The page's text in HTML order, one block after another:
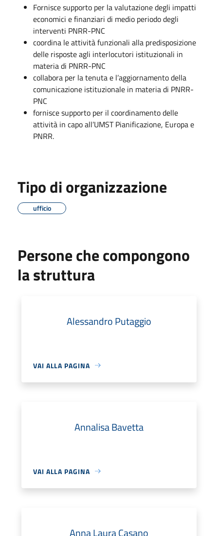
Fornisce supporto per la valutazione degli impatti
economici e finanziari di medio periodo degli
interventi PNRR-PNC
coordina le attività funzionali alla predisposizione
delle risposte agli interlocutori istituzionali in
materia di PNRR-PNC
collabora per la tenuta e l’aggiornamento della
comunicazione istituzionale in materia di PNRR-
PNC
fornisce supporto per il coordinamento delle
attività in capo all’UMST Pianificazione, Europa e
PNRR.
Tipo di organizzazione
ufficio
Persone che compongono
la struttura
Alessandro Putaggio
VAI ALLA PAGINA
Annalisa Bavetta
VAI ALLA PAGINA
Anna Laura Casano